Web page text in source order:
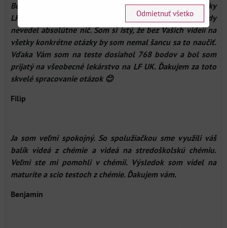
Bol som členom Vašej akadémie na prípravu na prijímačky
LFUK asi od januára. Z chémie ani biológie som dovtedy
nevedel absolútne nič. Som si istý, že bez Vašich videií na
všetky konkrétne otázky by som nemal šancu sa to naučiť.
Vďaka Vám som na teste dosiahol 768 bodov a bol som
prijatý na všeobecné lekárstvo na LF UK. Ďakujem za toto
skvelé spracovanie otázok 😊
Filip
Ja som veľmi spokojný. So spolužiačkou sme využili váš
balík videá z chémie a videá na stredoškolskú chémiu.
Veľmi ste mi pomohli v chémii. Výsledok som videl na
maturite a scio testoch z chémie. Ďakujem vám.
Benjamín
Odmietnuť všetko